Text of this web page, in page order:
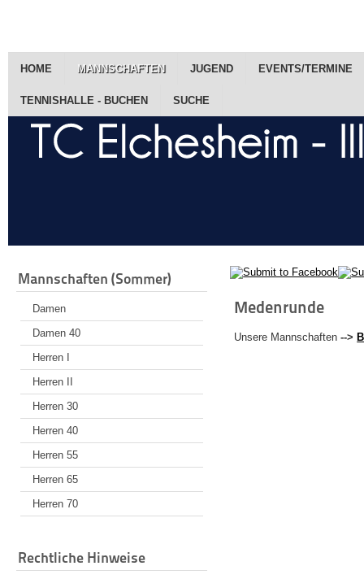
HOME MANNSCHAFTEN JUGEND EVENTS/TERMINE
TENNISHALLE - BUCHEN SUCHE
Mannschaften (Sommer)
Damen
Damen 40
Herren I
Herren II
Herren 30
Herren 40
Herren 55
Herren 65
Herren 70
Rechtliche Hinweise
Medenrunde
Unsere Mannschaften -->